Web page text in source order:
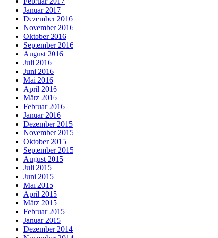
Januar 2017
Dezember 2016
November 2016
Oktober 2016
September 2016
August 2016
Juli 2016
Juni 2016
Mai 2016
April 2016
März 2016
Februar 2016
Januar 2016
Dezember 2015
November 2015
Oktober 2015
September 2015
August 2015
Juli 2015
Juni 2015
Mai 2015
April 2015
März 2015
Februar 2015
Januar 2015
Dezember 2014